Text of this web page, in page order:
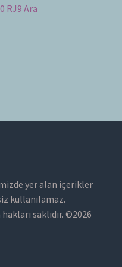
RJ9 Ara
yer alan içerikler
kullanılamaz.
saklıdır. ©2026